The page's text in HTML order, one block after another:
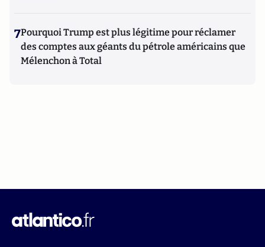
7Pourquoi Trump est plus légitime pour réclamer
des comptes aux géants du pétrole américains que
Mélenchon à Total